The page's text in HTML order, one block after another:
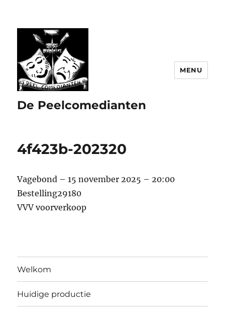
De Peelcomedianten
MENU
4f423b-202320
Vagebond – 15 november 2025 – 20:00
Bestelling29180
VVV voorverkoop
Welkom
Huidige productie